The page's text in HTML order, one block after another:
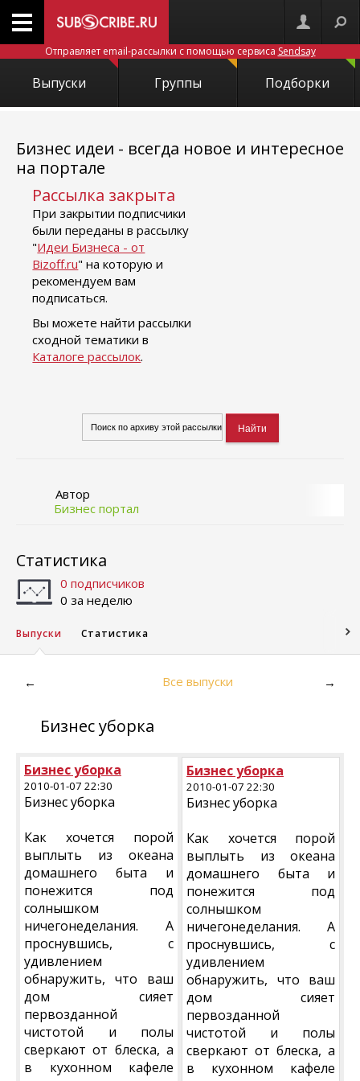
Отправляет email-рассылки с помощью сервиса Sendsay
Выпуски Группы Подборки
Бизнес идеи - всегда новое и интересное
на портале
Рассылка закрыта
При закрытии подписчики
были переданы в рассылку
"Идеи Бизнеса - от
Bizoff.ru" на которую и
рекомендуем вам
подписаться.
Вы можете найти рассылки
сходной тематики в
Каталоге рассылок.
Автор
Бизнес портал
Статистика
0 подписчиков
0 за неделю
Выпуски Статистика
← Все выпуски →
Бизнес уборка
Бизнес уборка
2010-01-07 22:30
Бизнес уборка
Как хочется порой
выплыть из океана
домашнего быта и
понежится под
солнышком
ничегонеделания. А
проснувшись, с
удивлением
обнаружить, что ваш
дом сияет
первозданной
чистотой и полы
сверкают от блеска, а
в кухонном кафеле
Бизнес уборка
2010-01-07 22:30
Бизнес уборка
Как хочется порой
выплыть из океана
домашнего быта и
понежится под
солнышком
ничегонеделания. А
проснувшись, с
удивлением
обнаружить, что ваш
дом сияет
первозданной
чистотой и полы
сверкают от блеска, а
в кухонном кафеле